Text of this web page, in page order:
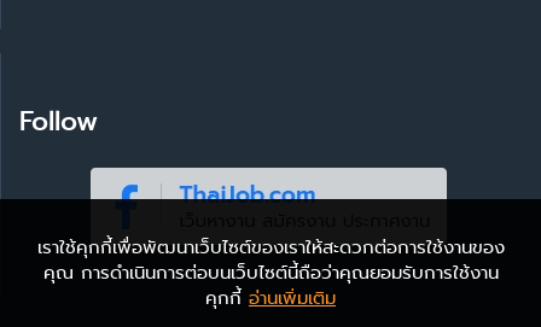
Follow
เราใช้คุกกี้เพื่อพัฒนาเว็บไซต์ของเราให้สะดวกต่อการใช้งานของ
คุณ การดำเนินการต่อบนเว็บไซต์นี้ถือว่าคุณยอมรับการใช้งาน
คุกกี้ อ่านเพิ่มเติม